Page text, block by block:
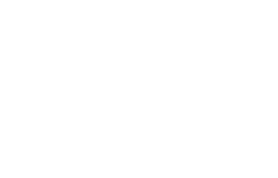
sé tra potenziamento e
negative